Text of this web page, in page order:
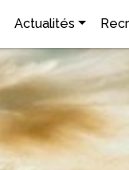
Actualités